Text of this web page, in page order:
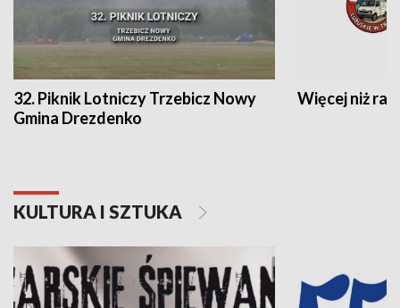
32. Piknik Lotniczy Trzebicz Nowy
Gmina Drezdenko
Więcej niż rajd
KULTURA I SZTUKA